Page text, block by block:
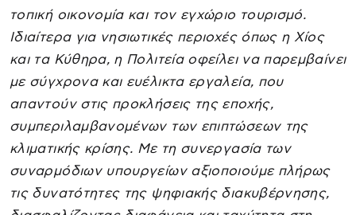
τοπική οικονομία και τον εγχώριο τουρισμό.
Ιδιαίτερα για νησιωτικές περιοχές όπως η Χίος
και τα Κύθηρα, η Πολιτεία οφείλει να παρεμβαίνει
με σύγχρονα και ευέλικτα εργαλεία, που
απαντούν στις προκλήσεις της εποχής,
συμπεριλαμβανομένων των επιπτώσεων της
κλιματικής κρίσης. Με τη συνεργασία των
συναρμόδιων υπουργείων αξιοποιούμε πλήρως
τις δυνατότητες της ψηφιακής διακυβέρνησης,